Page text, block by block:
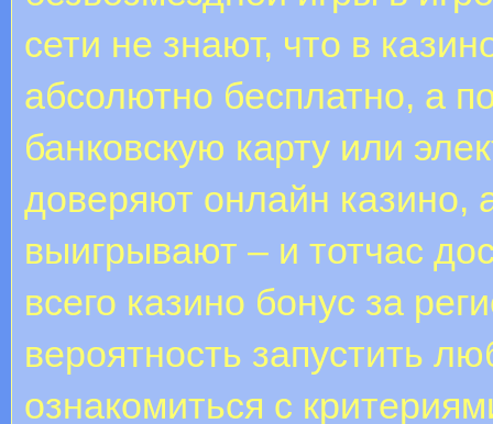
сети не знают, что в
абсолютно бесплатно, а
банковскую карту или
доверяют онлайн казино,
выигрывают – и тотчас
всего казино бонус за
вероятность запустить
ознакомиться с